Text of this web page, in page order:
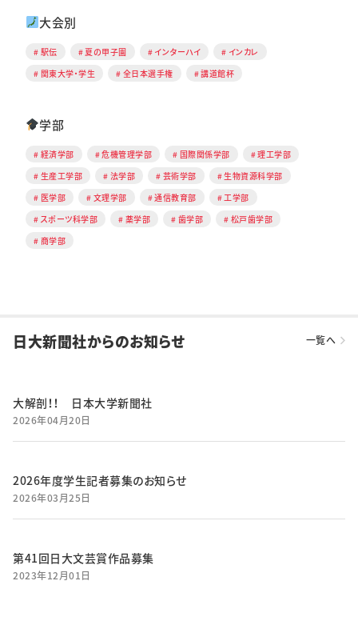
大会別
駅伝 夏の甲子園 インターハイ
インカレ
関東大学・学生
全日本選手権 講道館杯
学部
経済学部 危機管理学部 国際関係学部
理工学部
生産工学部
法学部 芸術学部
生物資源科学部
医学部
文理学部 通信教育部
工学部
スポーツ科学部
薬学部 歯学部
松戸歯学部
商学部
日大新聞社からのお知らせ 一覧へ
大解剖！！ 日本大学新聞社
2026年04月20日
2026年度学生記者募集のお知らせ
2026年03月25日
第41回日大文芸賞作品募集
2023年12月01日